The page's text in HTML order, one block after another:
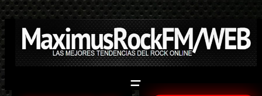
Saltar
al
contenido